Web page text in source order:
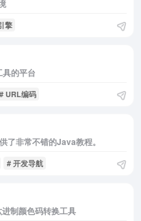
擎
的平台
# URL编码
了非常不错的Java教程。
# 开发导航
制颜色码转换工具